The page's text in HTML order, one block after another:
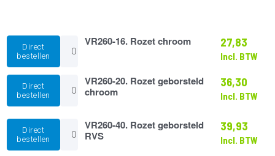
€335.17
Direct
bestellen
VR260-
Rozet
chroom
aantal
VR260-16. Rozet chroom 27,83
Incl. BTW
Direct
bestellen
VR260-
Rozet
chroom
aantal
VR260-20. Rozet geborsteld
chroom
36,30
Incl. BTW
Direct
bestellen
VR260-
Rozet
VR260-40. Rozet geborsteld
RVS
39,93
Incl. BTW